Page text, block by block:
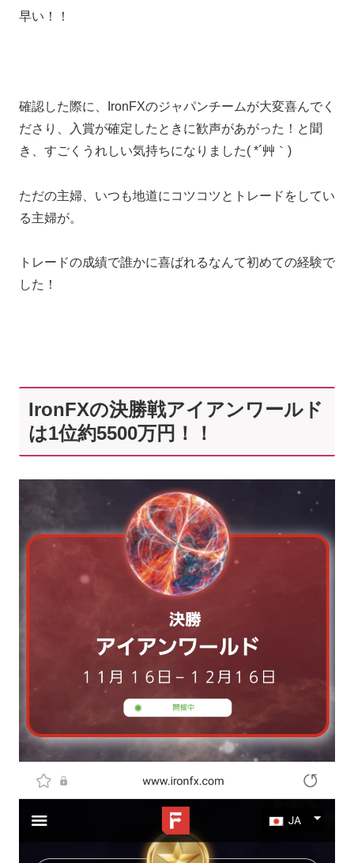
早い！！
確認した際に、IronFXのジャパンチームが大変喜んでく
ださり、入賞が確定したときに歓声があがった！と聞
き、すごくうれしい気持ちになりました( *´艸｀)
ただの主婦、いつも地道にコツコツとトレードをしてい
る主婦が。
トレードの成績で誰かに喜ばれるなんて初めての経験で
した！
IronFXの決勝戦アイアンワールド
は1位約5500万円！！